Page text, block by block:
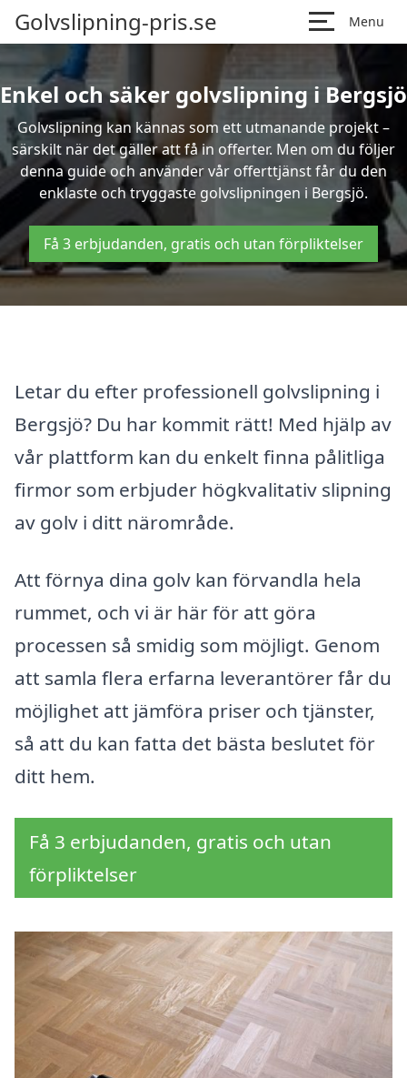
Golvslipning-pris.se Menu
Enkel och säker golvslipning i Bergsjö
Golvslipning kan kännas som ett utmanande projekt –
särskilt när det gäller att få in offerter. Men om du följer
denna guide och använder vår offerttjänst får du den
enklaste och tryggaste golvslipningen i Bergsjö.
Få 3 erbjudanden, gratis och utan förpliktelser
Letar du efter professionell golvslipning i
Bergsjö? Du har kommit rätt! Med hjälp av
vår plattform kan du enkelt finna pålitliga
firmor som erbjuder högkvalitativ slipning
av golv i ditt närområde.
Att förnya dina golv kan förvandla hela
rummet, och vi är här för att göra
processen så smidig som möjligt. Genom
att samla flera erfarna leverantörer får du
möjlighet att jämföra priser och tjänster,
så att du kan fatta det bästa beslutet för
ditt hem.
Få 3 erbjudanden, gratis och utan
förpliktelser